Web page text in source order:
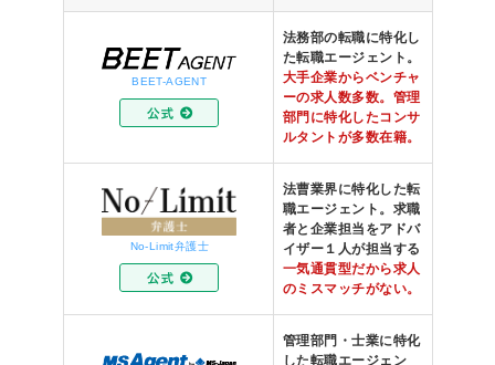
BEET-AGENT
法務部の転職に特化し
た転職エージェント。
大手企業からベンチャ
ーの求人数多数。管理
部門に特化したコンサ
ルタントが多数在籍。
No-Limit弁護士
法曹業界に特化した転
職エージェント。求職
者と企業担当をアドバ
イザー１人が担当する
一気通貫型だから求人
のミスマッチがない。
管理部門・士業に特化
した転職エージェン